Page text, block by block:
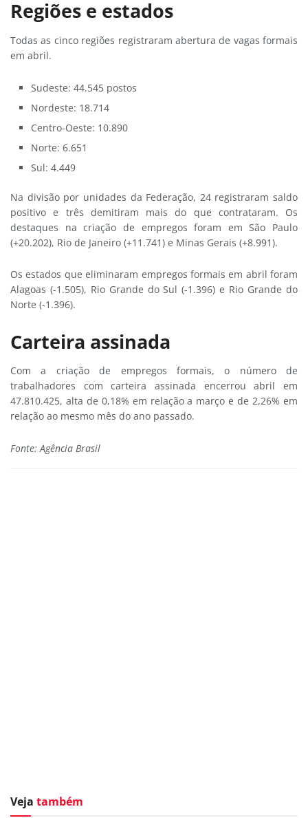
Regiões e estados
Todas as cinco regiões registraram abertura de vagas formais
em abril.
Sudeste: 44.545 postos
Nordeste: 18.714
Centro-Oeste: 10.890
Norte: 6.651
Sul: 4.449
Na divisão por unidades da Federação, 24 registraram saldo
positivo e três demitiram mais do que contrataram. Os
destaques na criação de empregos foram em São Paulo
(+20.202), Rio de Janeiro (+11.741) e Minas Gerais (+8.991).
Os estados que eliminaram empregos formais em abril foram
Alagoas (-1.505), Rio Grande do Sul (-1.396) e Rio Grande do
Norte (-1.396).
Carteira assinada
Com a criação de empregos formais, o número de
trabalhadores com carteira assinada encerrou abril em
47.810.425, alta de 0,18% em relação a março e de 2,26% em
relação ao mesmo mês do ano passado.
Fonte: Agência Brasil
Veja também